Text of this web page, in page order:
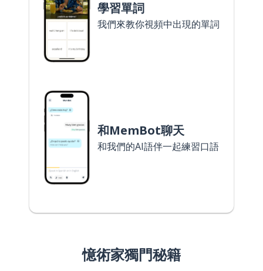
學習單詞
我們來教你視頻中出現的單詞
和MemBot聊天
和我們的AI語伴一起練習口語
憶術家獨門秘籍